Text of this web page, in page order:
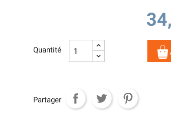
Quantité
Partager